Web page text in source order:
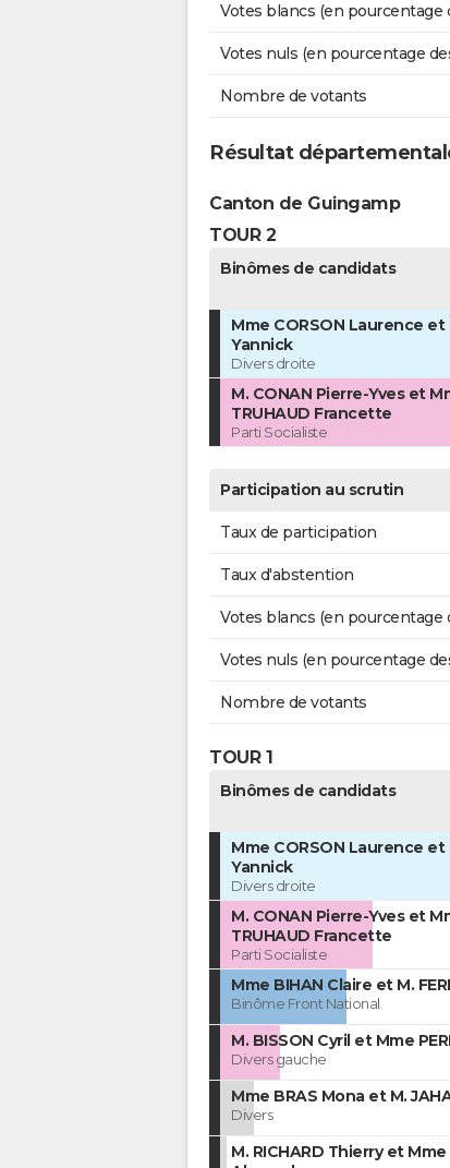
Votes blancs (en pourcentage
Votes nuls (en pourcentage
Nombre de votants
Résultat
Canton de Guingamp
TOUR 2
Binômes de candidats
Mme CORSON Laurence et
Yannick
Divers droite
M. CONAN Pierre-Yves et
TRUHAUD Francette
Parti Socialiste
Participation au scrutin
Taux de participation
Taux d'abstention
Votes blancs (en pourcentage
Votes nuls (en pourcentage
Nombre de votants
TOUR 1
Binômes de candidats
Mme CORSON Laurence et
Yannick
Divers droite
M. CONAN Pierre-Yves et
TRUHAUD Francette
Parti Socialiste
Mme BIHAN Claire et M.
Binôme Front National
M. BISSON Cyril et Mme
Divers gauche
Mme BRAS Mona et M.
Divers
M. RICHARD Thierry et Mme